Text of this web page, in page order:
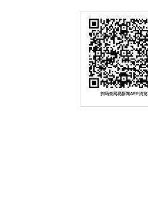
扫码去网易新闻APP浏览